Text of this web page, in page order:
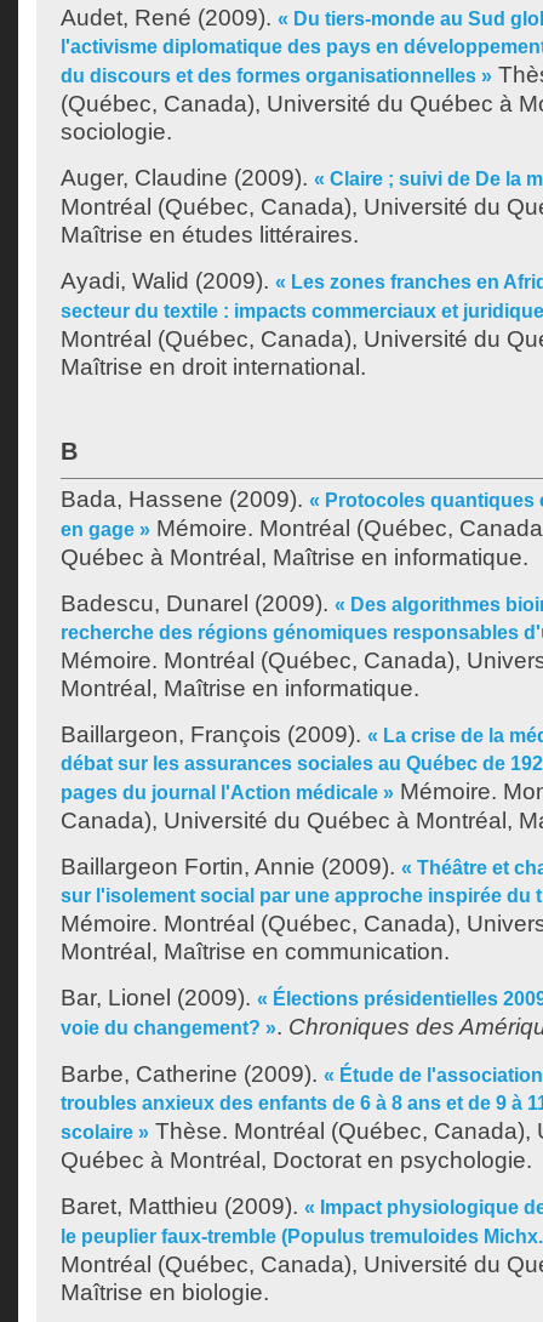
Audet, René (2009). « Du tiers-monde au Sud
l'activisme diplomatique des pays en
du discours et des formes organisationnelles »
(Québec, Canada), Université du Québec à
sociologie.
Auger, Claudine (2009). « Claire ; suivi de De la
Montréal (Québec, Canada), Université du
Maîtrise en études littéraires.
Ayadi, Walid (2009). « Les zones franches en
secteur du textile : impacts commerciaux et
Montréal (Québec, Canada), Université du
Maîtrise en droit international.
B
Bada, Hassene (2009). « Protocoles quantiques
en gage » Mémoire. Montréal (Québec,
Québec à Montréal, Maîtrise en informatique.
Badescu, Dunarel (2009). « Des algorithmes
recherche des régions génomiques responsables
Mémoire. Montréal (Québec, Canada),
Montréal, Maîtrise en informatique.
Baillargeon, François (2009). « La crise de la
débat sur les assurances sociales au Québec de
pages du journal l'Action médicale » Mémoire.
Canada), Université du Québec à Montréal,
Baillargeon Fortin, Annie (2009). « Théâtre et
sur l'isolement social par une approche inspirée du
Mémoire. Montréal (Québec, Canada),
Montréal, Maîtrise en communication.
Bar, Lionel (2009). « Élections présidentielles
voie du changement? ». Chroniques des
Barbe, Catherine (2009). « Étude de
troubles anxieux des enfants de 6 à 8 ans et de 9 à
scolaire » Thèse. Montréal (Québec, Canada),
Québec à Montréal, Doctorat en psychologie.
Baret, Matthieu (2009). « Impact physiologique
le peuplier faux-tremble (Populus tremuloides
Montréal (Québec, Canada), Université du
Maîtrise en biologie.